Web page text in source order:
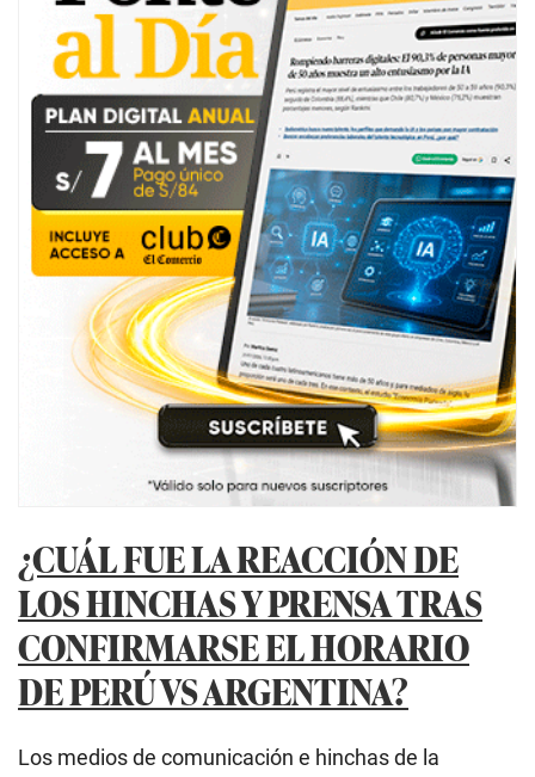
¿CUÁL FUE LA REACCIÓN DE
LOS HINCHAS Y PRENSA TRAS
CONFIRMARSE EL HORARIO
DE PERÚ VS ARGENTINA?
Los medios de comunicación e hinchas de la